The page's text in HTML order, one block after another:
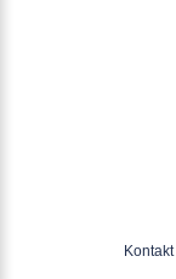
Kontakt